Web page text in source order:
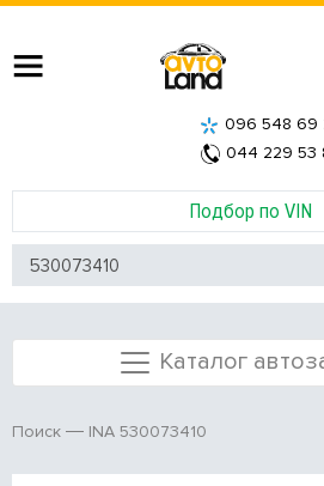
Подбор по VIN
096 548 69
044 229 53
Каталог
Поиск INA 530073410